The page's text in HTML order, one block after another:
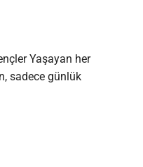
Yaşayan her
sadece günlük